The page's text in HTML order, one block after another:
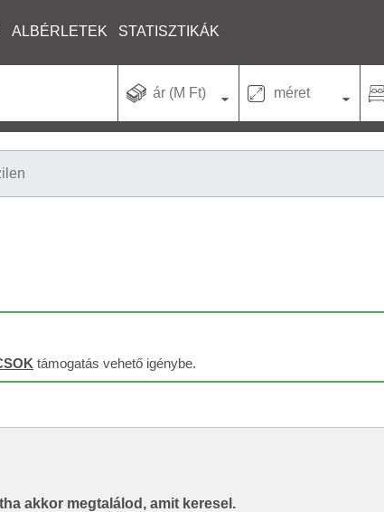
ALBÉRLETEK STATISZTIKÁK
ár (M Ft) méret
támogatás vehető igénybe.
akkor megtalálod, amit keresel.